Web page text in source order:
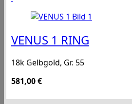
VENUS 1 RING
18k Gelbgold, Gr. 55
581,00€